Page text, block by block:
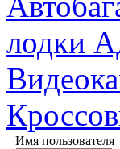
лодки
Имя пользователя